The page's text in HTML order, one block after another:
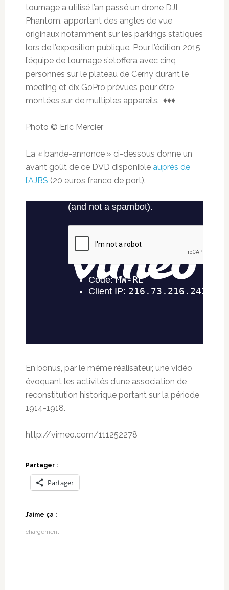
tournage a utilisé l’an passé un drone DJI
Phantom, apportant des angles de vue
originaux notamment sur les parkings statiques
lors de l’exposition publique. Pour l’édition 2015,
l’équipe de tournage s’etoffera avec cinq
personnes sur le plateau de Cerny durant le
meeting et dix GoPro prévues pour être
montées sur de multiples appareils. ♦♦♦
Photo © Eric Mercier
La « bande-annonce » ci-dessous donne un
avant goût de ce DVD disponible auprès de
l’AJBS (20 euros franco de port).
En bonus, par le même réalisateur, une vidéo
évoquant les activités d’une association de
reconstitution historique portant sur la période
1914-1918.
http://vimeo.com/111252278
Partager :
Partager
J’aime ça :
chargement…